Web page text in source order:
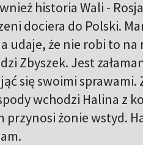
historia Wali -
dociera do Polski.
udaje, że nie robi to na
Zbyszek. Jest
się swoimi
wchodzi Halina z
przynosi żonie wstyd.